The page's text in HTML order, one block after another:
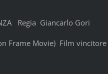
Regia Giancarlo Gori
Frame Movie) Film